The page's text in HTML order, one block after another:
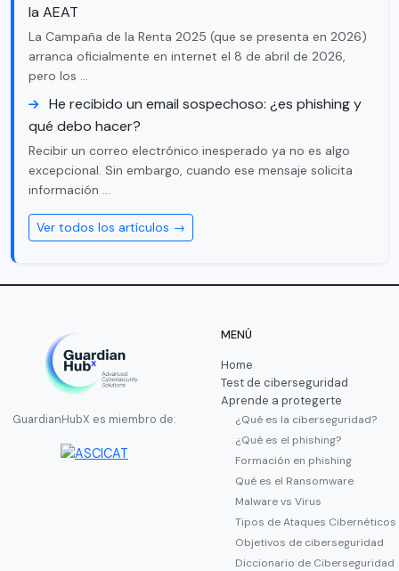
la AEAT
La Campaña de la Renta 2025 (que se presenta en 2026)
arranca oficialmente en internet el 8 de abril de 2026,
pero los …
He recibido un email sospechoso: ¿es phishing y
qué debo hacer?
Recibir un correo electrónico inesperado ya no es algo
excepcional. Sin embargo, cuando ese mensaje solicita
información …
Ver todos los artículos →
GuardianHubX es miembro de:
MENÚ
Home
Test de ciberseguridad
Aprende a protegerte
¿Qué es la ciberseguridad?
¿Qué es el phishing?
Formación en phishing
Qué es el Ransomware
Malware vs Virus
Tipos de Ataques Cibernéticos
Objetivos de ciberseguridad
Diccionario de Ciberseguridad